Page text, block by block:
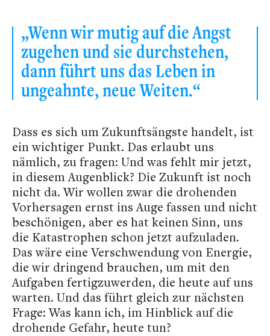
„Wenn wir mutig auf die Angst
zugehen und sie durchstehen,
dann führt uns das Leben in
ungeahnte, neue Weiten.“
Dass es sich um Zukunftsängste handelt, ist
ein wichtiger Punkt. Das erlaubt uns
nämlich, zu fragen: Und was fehlt mir jetzt,
in diesem Augenblick? Die Zukunft ist noch
nicht da. Wir wollen zwar die drohenden
Vorhersagen ernst ins Auge fassen und nicht
beschönigen, aber es hat keinen Sinn, uns
die Katastrophen schon jetzt aufzuladen.
Das wäre eine Verschwendung von Energie,
die wir dringend brauchen, um mit den
Aufgaben fertigzuwerden, die heute auf uns
warten. Und das führt gleich zur nächsten
Frage: Was kann ich, im Hinblick auf die
drohende Gefahr, heute tun?